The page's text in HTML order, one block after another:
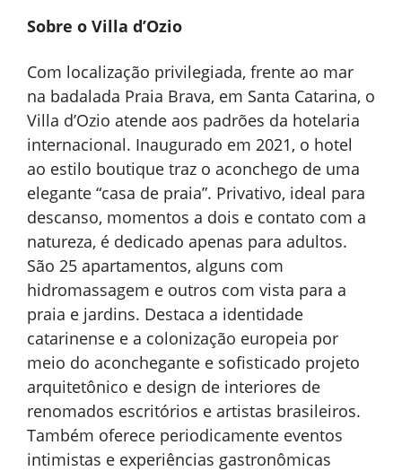
Sobre o Villa d’Ozio
Com localização privilegiada, frente ao mar
na badalada Praia Brava, em Santa Catarina, o
Villa d’Ozio atende aos padrões da hotelaria
internacional. Inaugurado em 2021, o hotel
ao estilo boutique traz o aconchego de uma
elegante “casa de praia”. Privativo, ideal para
descanso, momentos a dois e contato com a
natureza, é dedicado apenas para adultos.
São 25 apartamentos, alguns com
hidromassagem e outros com vista para a
praia e jardins. Destaca a identidade
catarinense e a colonização europeia por
meio do aconchegante e sofisticado projeto
arquitetônico e design de interiores de
renomados escritórios e artistas brasileiros.
Também oferece periodicamente eventos
intimistas e experiências gastronômicas